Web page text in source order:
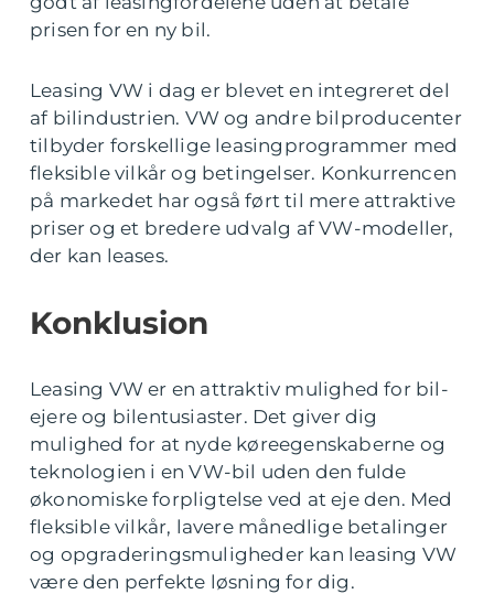
prisen for en ny bil.
Leasing VW i dag er blevet en integreret del
af bilindustrien. VW og andre bilproducenter
tilbyder forskellige leasingprogrammer med
fleksible vilkår og betingelser. Konkurrencen
på markedet har også ført til mere attraktive
priser og et bredere udvalg af VW-modeller,
der kan leases.
Konklusion
Leasing VW er en attraktiv mulighed for bil-
ejere og bilentusiaster. Det giver dig
mulighed for at nyde køreegenskaberne og
teknologien i en VW-bil uden den fulde
økonomiske forpligtelse ved at eje den. Med
fleksible vilkår, lavere månedlige betalinger
og opgraderingsmuligheder kan leasing VW
være den perfekte løsning for dig.